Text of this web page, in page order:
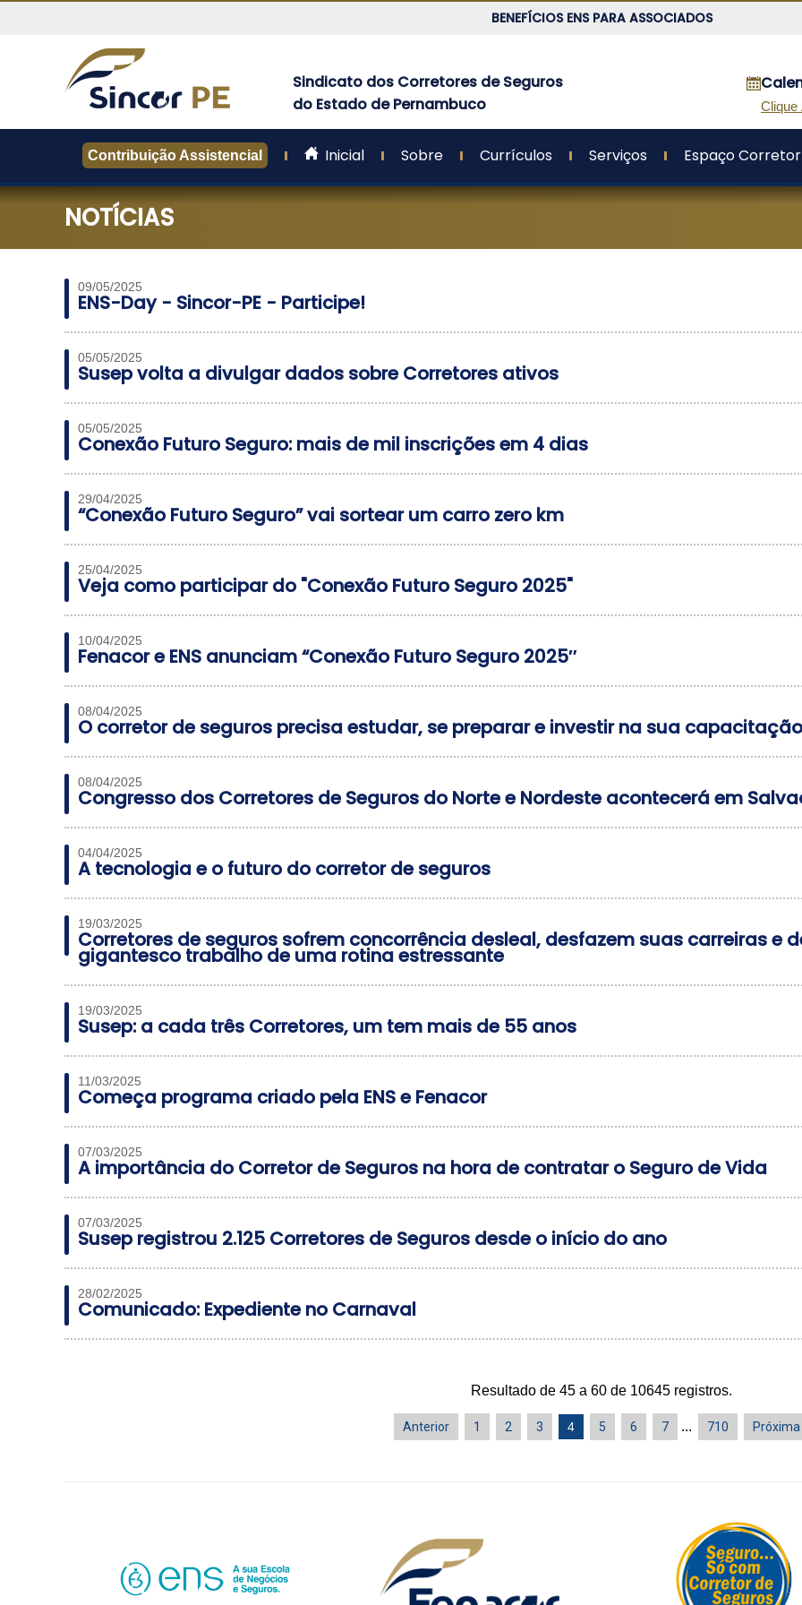
BENEFÍCIOS ENS PARA ASSOCIADOS
dos
Corretores
Seguros
Estado
de
Sindicato dos Corretores de Seguros
do Estado de Pernambuco
Clique
Contribuição Assistencial Inicial Sobre Currículos Serviços Espaço Corretor
NOTÍCIAS
09/05/2025
ENS-Day - Sincor-PE - Participe!
05/05/2025
Susep volta a divulgar dados sobre Corretores ativos
05/05/2025
Conexão Futuro Seguro: mais de mil inscrições em 4 dias
29/04/2025
“Conexão Futuro Seguro” vai sortear um carro zero km
25/04/2025
Veja como participar do "Conexão Futuro Seguro 2025"
10/04/2025
Fenacor e ENS anunciam “Conexão Futuro Seguro 2025″
08/04/2025
O corretor de seguros precisa estudar, se preparar e investir na sua capacitação
08/04/2025
Congresso dos Corretores de Seguros do Norte e Nordeste acontecerá em
04/04/2025
A tecnologia e o futuro do corretor de seguros
19/03/2025
Corretores de seguros sofrem concorrência desleal, desfazem suas carreiras e
gigantesco trabalho de uma rotina estressante
19/03/2025
Susep: a cada três Corretores, um tem mais de 55 anos
11/03/2025
Começa programa criado pela ENS e Fenacor
07/03/2025
A importância do Corretor de Seguros na hora de contratar o Seguro de Vida
07/03/2025
Susep registrou 2.125 Corretores de Seguros desde o início do ano
28/02/2025
Comunicado: Expediente no Carnaval
Resultado de 45 a 60 de 10645 registros.
Anterior 1 2 3 4 5 6 7 ... 710 Próxima